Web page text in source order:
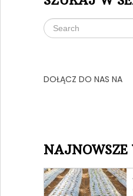
DOŁĄCZ DO NAS NA
NAJNOWSZE